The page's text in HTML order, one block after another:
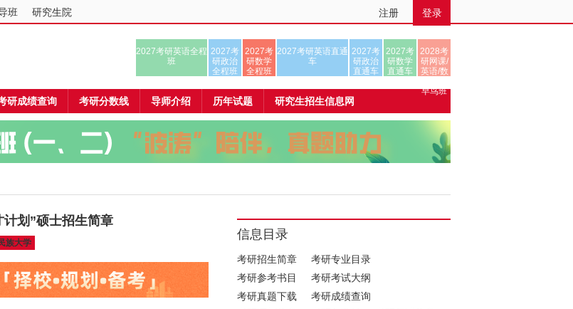
班 研究生院 注册 登录
2027考研英语全程
班
2027考
研政治
全程班
2027考
研数学
全程班
2027考研英语直通
车
2027考
研政治
直通车
2027考
研数学
直通车
2028考
研网课/
英语/数
早鸟班
研成绩查询 考研分数线 导师介绍 历年试题 研究生招生信息网
划”硕士招生简章
族大学
信息目录
考研招生简章
考研专业目录
考研参考书目
考研考试大纲
考研真题下载
考研成绩查询